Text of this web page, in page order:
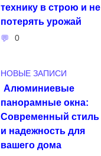
технику в строю и не
потерять урожай
0
НОВЫЕ ЗАПИСИ
Алюминиевые
панорамные окна:
Современный стиль
и надежность для
вашего дома